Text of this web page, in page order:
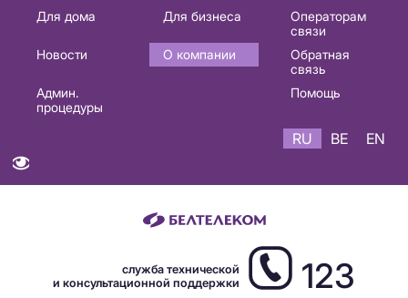
Основная
навигация
Для дома Для бизнеса
Операторам
связи
Новости
О компании
Обратная
связь
Админ.
процедуры
Помощь
RU BE EN
служба технической
и консультационной поддержки
123